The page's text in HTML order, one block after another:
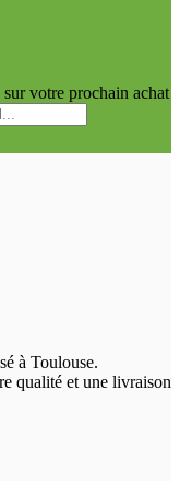
votre prochain achat
à Toulouse.
qualité et une livraison